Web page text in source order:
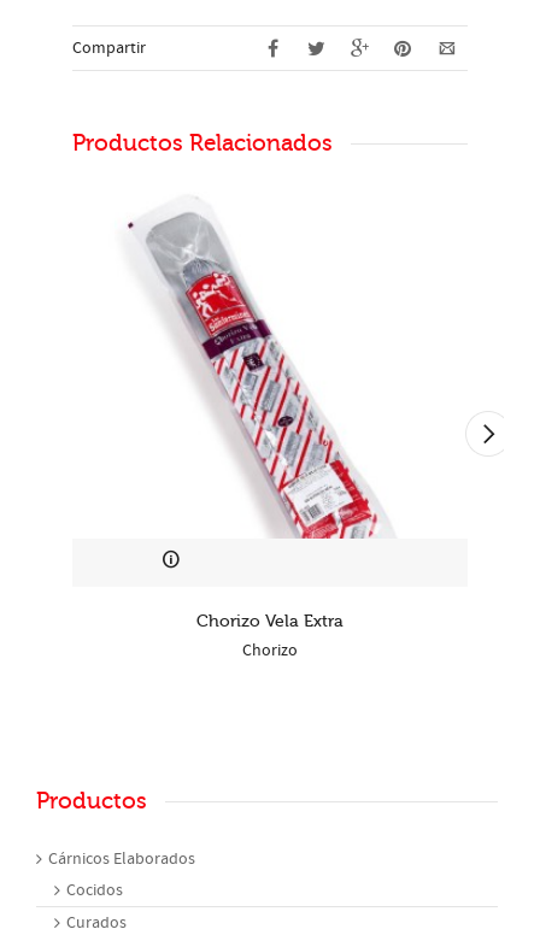
Compartir
Productos Relacionados
Chorizo Vela Extra
Chorizo
Productos
Cárnicos Elaborados
Cocidos
Curados